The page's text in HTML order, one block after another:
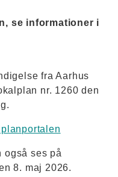
se informationer i
fra Aarhus
nr. 1260 den
også ses på
8. maj 2026.